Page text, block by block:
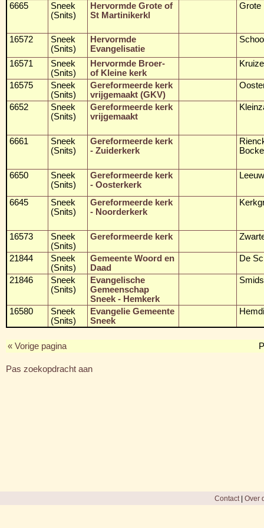
6665
Sneek
(Snits)
Hervormde Grote of
St Martinikerkl
Grote
16572
Sneek
(Snits)
Hervormde
Evangelisatie
16571
Sneek
(Snits)
Hervormde Broer-
of Kleine kerk
16575
Sneek
(Snits)
Gereformeerde kerk
vrijgemaakt (GKV)
6652
Sneek
(Snits)
Gereformeerde kerk
vrijgemaakt
6661
Sneek
(Snits)
Gereformeerde kerk
- Zuiderkerk
6650
Sneek
(Snits)
Gereformeerde kerk
- Oosterkerk
6645
Sneek
(Snits)
Gereformeerde kerk
- Noorderkerk
16573
Sneek
(Snits)
Gereformeerde kerk
21844
Sneek
(Snits)
Gemeente Woord en
Daad
De
21846
Sneek
(Snits)
Evangelische
Gemeenschap
Sneek - Hemkerk
16580
Sneek
(Snits)
Evangelie Gemeente
Sneek
« Vorige pagina
Pas zoekopdracht aan
Contact| Over